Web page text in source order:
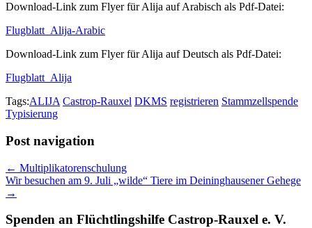
Download-Link zum Flyer für Alija auf Arabisch als Pdf-Datei:
Flugblatt_Alija-Arabic
Download-Link zum Flyer für Alija auf Deutsch als Pdf-Datei:
Flugblatt_Alija
Tags:ALIJA Castrop-Rauxel DKMS registrieren Stammzellspende
Typisierung
Post navigation
← Multiplikatorenschulung
Wir besuchen am 9. Juli „wilde“ Tiere im Deininghausener Gehege
→
Spenden an Flüchtlingshilfe Castrop-Rauxel e. V.